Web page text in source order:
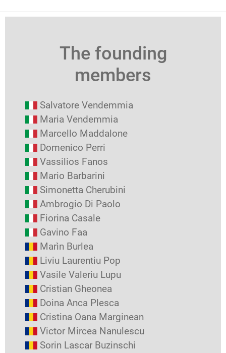
The founding
members
Salvatore Vendemmia
Maria Vendemmia
Marcello Maddalone
Domenico Perri
Vassilios Fanos
Mario Barbarini
Simonetta Cherubini
Ambrogio Di Paolo
Fiorina Casale
Gavino Faa
Marìn Burlea
Liviu Laurentiu Pop
Vasile Valeriu Lupu
Cristian Gheonea
Doina Anca Plesca
Cristina Oana Marginean
Victor Mircea Nanulescu
Sorin Lascar Buzinschi